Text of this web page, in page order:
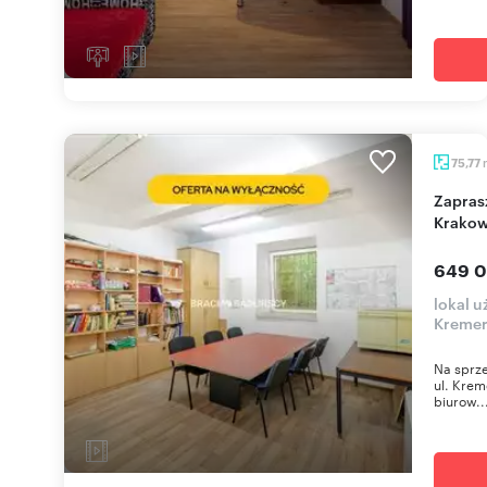
75,77
Zapraszam do zakupu lokalu 76 m² w sercu
649
lokal
Na
ul.